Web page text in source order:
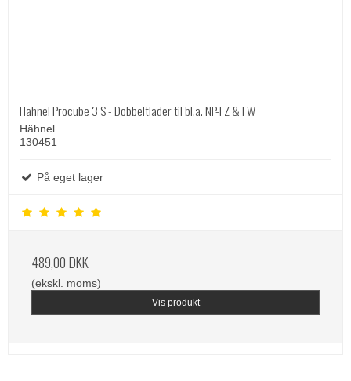
Hähnel Procube 3 S - Dobbeltlader til bl.a. NP-FZ & FW
Hähnel
130451
På eget lager
489,00 DKK
(ekskl. moms)
Vis produkt